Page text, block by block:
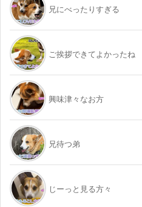
兄にべったりすぎる
ご挨拶できてよかったね
興味津々なお方
兄待つ弟
じーっと見る方々